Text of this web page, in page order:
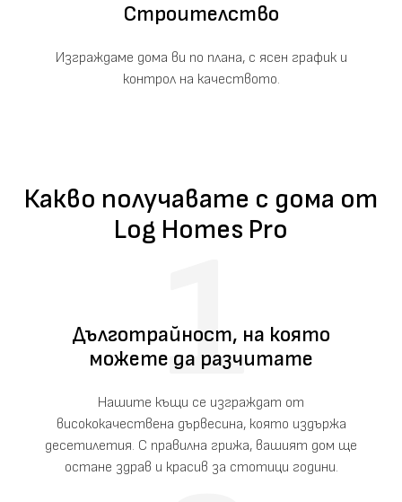
Строителство
Изграждаме дома ви по плана, с ясен график и
контрол на качеството.
Какво получавате с дома от
Log Homes Pro
Дълготрайност, на която
можете да разчитате
Нашите къщи се изграждат от
висококачествена дървесина, която издържа
десетилетия. С правилна грижа, вашият дом ще
остане здрав и красив за стотици години.